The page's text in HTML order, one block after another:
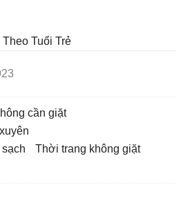
Theo Tuổi Trẻ
cần giặt
sạch
thời trang không giặt